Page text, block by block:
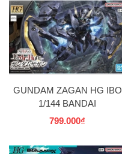
GUNDAM ZAGAN HG IBO
1/144 BANDAI
799.000₫